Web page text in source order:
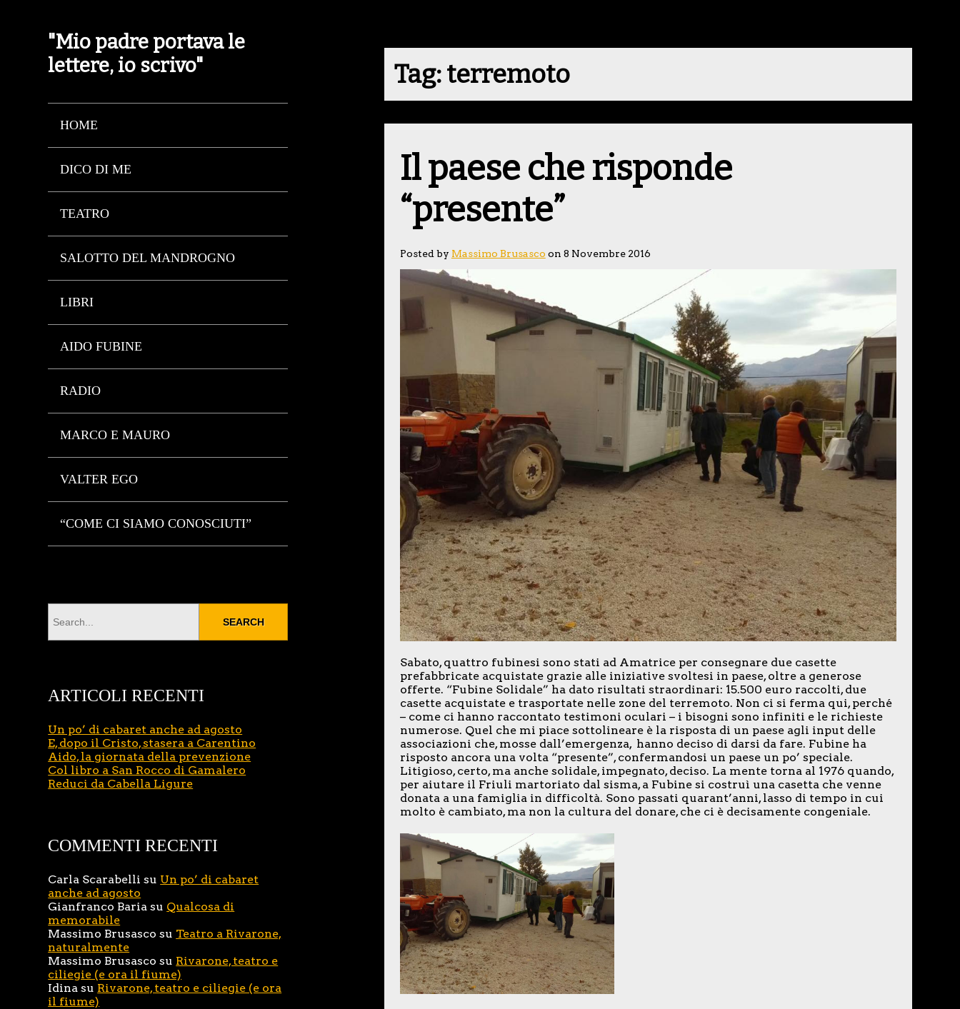
"Mio padre portava le
lettere, io scrivo"
HOME
DICO DI ME
TEATRO
SALOTTO DEL MANDROGNO
LIBRI
AIDO FUBINE
RADIO
MARCO E MAURO
VALTER EGO
“COME CI SIAMO CONOSCIUTI”
Tag:terremoto
Il paese che risponde
“presente”
Posted by Massimo Brusasco on 8 Novembre 2016
Sabato, quattro fubinesi sono stati ad Amatrice per consegnare due casette
prefabbricate acquistate grazie alle iniziative svoltesi in paese, oltre a generose
offerte. “Fubine Solidale” ha dato risultati straordinari: 15.500 euro raccolti, due
casette acquistate e trasportate nelle zone del terremoto. Non ci si ferma qui, perché
– come ci hanno raccontato testimoni oculari – i bisogni sono infiniti e le richieste
numerose. Quel che mi piace sottolineare è la risposta di un paese agli input delle
associazioni che, mosse dall’emergenza, hanno deciso di darsi da fare. Fubine ha
risposto ancora una volta “presente”, confermandosi un paese un po’ speciale.
Litigioso, certo, ma anche solidale, impegnato, deciso. La mente torna al 1976 quando,
per aiutare il Friuli martoriato dal sisma, a Fubine si costruì una casetta che venne
donata a una famiglia in difficoltà. Sono passati quarant’anni, lasso di tempo in cui
molto è cambiato, ma non la cultura del donare, che ci è decisamente congeniale.
ARTICOLI RECENTI
Un po’ di cabaret anche ad agosto
E, dopo il Cristo, stasera a Carentino
Aido, la giornata della prevenzione
Col libro a San Rocco di Gamalero
Reduci da Cabella Ligure
COMMENTI RECENTI
Carla Scarabelli su Un po’ di cabaret
anche ad agosto
Gianfranco Baria su Qualcosa di
memorabile
Massimo Brusasco su Teatro a Rivarone,
naturalmente
Massimo Brusasco su Rivarone, teatro e
ciliegie (e ora il fiume)
Idina su Rivarone, teatro e ciliegie (e ora
il fiume)